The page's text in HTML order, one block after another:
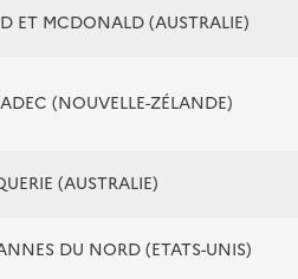
ET MCDONALD (AUSTRALIE)
(NOUVELLE-ZÉLANDE)
(AUSTRALIE)
DU NORD (ETATS-UNIS)